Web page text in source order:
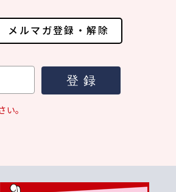
メルマガ登録・解除
。